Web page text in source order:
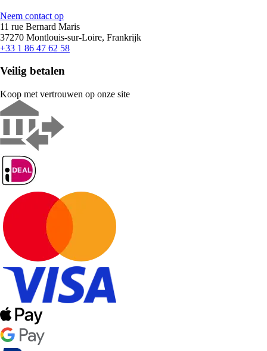
Neem contact op
11 rue Bernard Maris
37270 Montlouis-sur-Loire, Frankrijk
+33 1 86 47 62 58
Veilig betalen
Koop met vertrouwen op onze site